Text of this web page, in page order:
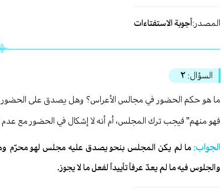
المصدر:أجوبة الاستفتاءات
السؤال: ٢
ما هو حكم الحضور في مجالس الأعراس؟ وهل يصدق على الحضور
فهو منهم” فيجب ترك المجلس، أم أنه لا إشكال في الحضور مع
الجواب:ما لم يكن المجلس بنحو يصدق عليه مجلس لهو محرّم
والجلوس فيه ما لم يعدّ عرفاً تأييداً لفعل ما لا يجوز.